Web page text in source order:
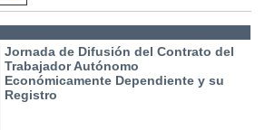
Jornada de Difusión del Contrato del
Trabajador Autónomo
Económicamente Dependiente y su
Registro